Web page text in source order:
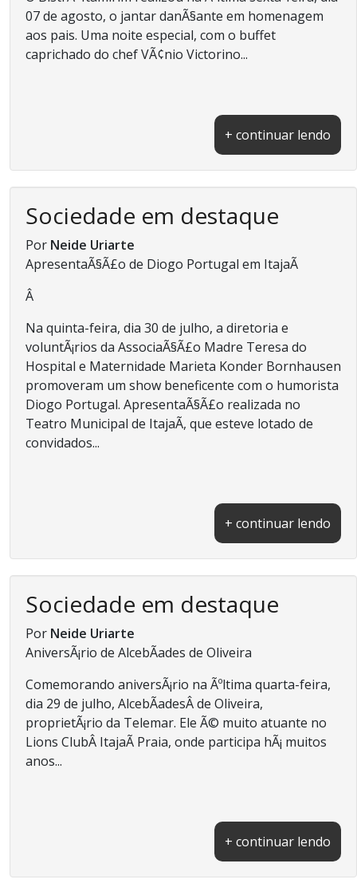
07 de agosto, o jantar danÃ§ante em homenagem
aos pais. Uma noite especial, com o buffet
caprichado do chef VÃ¢nio Victorino...
+ continuar lendo
Sociedade em destaque
Por Neide Uriarte
ApresentaÃ§Ã£o de Diogo Portugal em ItajaÃ­
Â
Na quinta-feira, dia 30 de julho, a diretoria e
voluntÃ¡rios da AssociaÃ§Ã£o Madre Teresa do
Hospital e Maternidade Marieta Konder Bornhausen
promoveram um show beneficente com o humorista
Diogo Portugal. ApresentaÃ§Ã£o realizada no
Teatro Municipal de ItajaÃ­, que esteve lotado de
convidados...
+ continuar lendo
Sociedade em destaque
Por Neide Uriarte
AniversÃ¡rio de AlcebÃ­ades de Oliveira
Comemorando aniversÃ¡rio na Ãºltima quarta-feira,
dia 29 de julho, AlcebÃ­adesÂ de Oliveira,
proprietÃ¡rio da Telemar. Ele Ã© muito atuante no
Lions ClubÂ ItajaÃ­ Praia, onde participa hÃ¡ muitos
anos...
+ continuar lendo